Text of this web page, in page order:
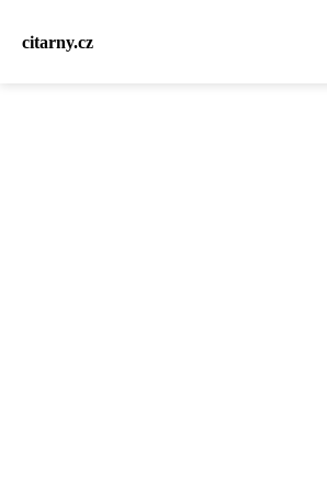
citarny.cz